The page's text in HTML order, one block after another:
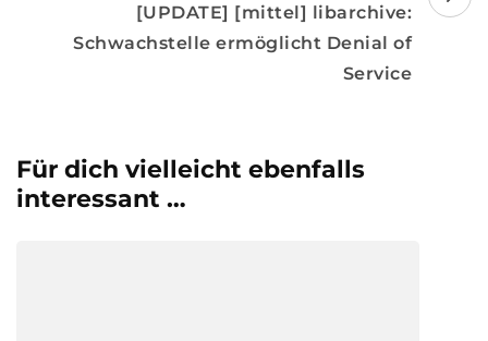
[UPDATE] [mittel] libarchive:
Schwachstelle ermöglicht Denial of
Service
Für dich vielleicht ebenfalls
interessant …